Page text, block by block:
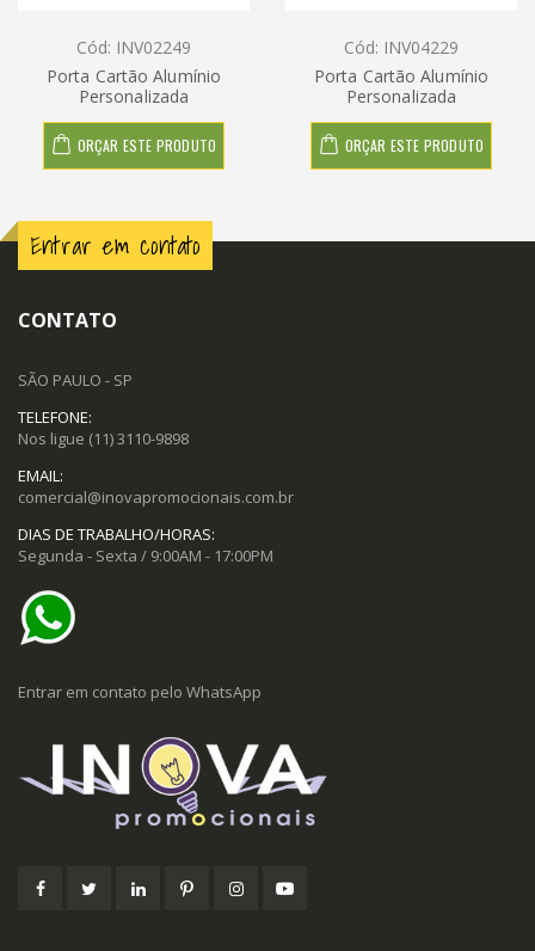
Cód: INV02249
Porta Cartão Alumínio
Personalizada
ORÇAR ESTE PRODUTO
Cód: INV04229
Porta Cartão Alumínio
Personalizada
ORÇAR ESTE PRODUTO
Entrar em contato
CONTATO
SÃO PAULO - SP
TELEFONE:
Nos ligue (11) 3110-9898
EMAIL:
comercial@inovapromocionais.com.br
DIAS DE TRABALHO/HORAS:
Segunda - Sexta / 9:00AM - 17:00PM
Entrar em contato pelo WhatsApp